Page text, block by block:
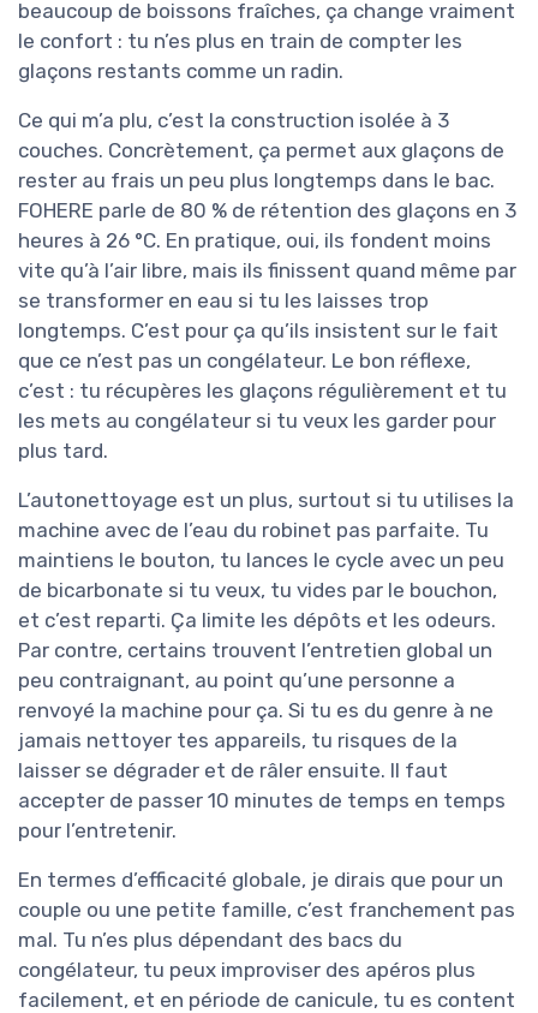
beaucoup de boissons fraîches, ça change vraiment
le confort : tu n’es plus en train de compter les
glaçons restants comme un radin.
Ce qui m’a plu, c’est la construction isolée à 3
couches. Concrètement, ça permet aux glaçons de
rester au frais un peu plus longtemps dans le bac.
FOHERE parle de 80 % de rétention des glaçons en 3
heures à 26 °C. En pratique, oui, ils fondent moins
vite qu’à l’air libre, mais ils finissent quand même par
se transformer en eau si tu les laisses trop
longtemps. C’est pour ça qu’ils insistent sur le fait
que ce n’est pas un congélateur. Le bon réflexe,
c’est : tu récupères les glaçons régulièrement et tu
les mets au congélateur si tu veux les garder pour
plus tard.
L’autonettoyage est un plus, surtout si tu utilises la
machine avec de l’eau du robinet pas parfaite. Tu
maintiens le bouton, tu lances le cycle avec un peu
de bicarbonate si tu veux, tu vides par le bouchon,
et c’est reparti. Ça limite les dépôts et les odeurs.
Par contre, certains trouvent l’entretien global un
peu contraignant, au point qu’une personne a
renvoyé la machine pour ça. Si tu es du genre à ne
jamais nettoyer tes appareils, tu risques de la
laisser se dégrader et de râler ensuite. Il faut
accepter de passer 10 minutes de temps en temps
pour l’entretenir.
En termes d’efficacité globale, je dirais que pour un
couple ou une petite famille, c’est franchement pas
mal. Tu n’es plus dépendant des bacs du
congélateur, tu peux improviser des apéros plus
facilement, et en période de canicule, tu es content